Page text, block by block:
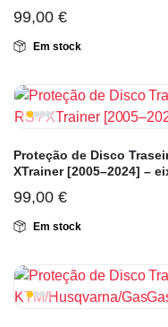
99,00 €
Em stock
Proteção de Disco
XTrainer [2005–2024] –
99,00 €
Em stock